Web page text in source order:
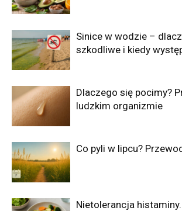
Sinice w wodzie –
szkodliwe i kiedy
Dlaczego się pocimy?
ludzkim organizmie
Co pyli w lipcu?
Nietolerancja